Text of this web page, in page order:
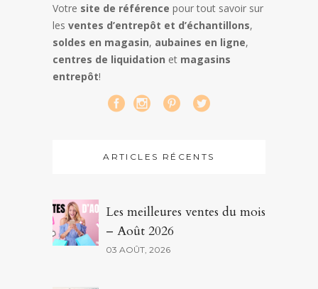
Votre site de référence pour tout savoir sur
les ventes d’entrepôt et d’échantillons,
soldes en magasin, aubaines en ligne,
centres de liquidation et magasins
entrepôt!
ARTICLES RÉCENTS
Les meilleures ventes du mois
– Août 2026
03 AOÛT, 2026